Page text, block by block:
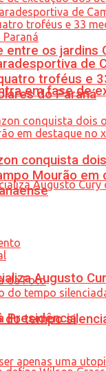
entre os jardins
em fase de
Augusto
Presidência
de
troféus e
do Paraná
conquista
Mourão em
da Foto
do tempo